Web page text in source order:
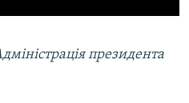
президента